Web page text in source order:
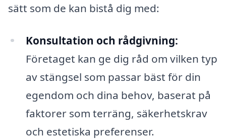
sätt som de kan bistå dig med:
Konsultation och rådgivning:
Företaget kan ge dig råd om vilken typ
av stängsel som passar bäst för din
egendom och dina behov, baserat på
faktorer som terräng, säkerhetskrav
och estetiska preferenser.